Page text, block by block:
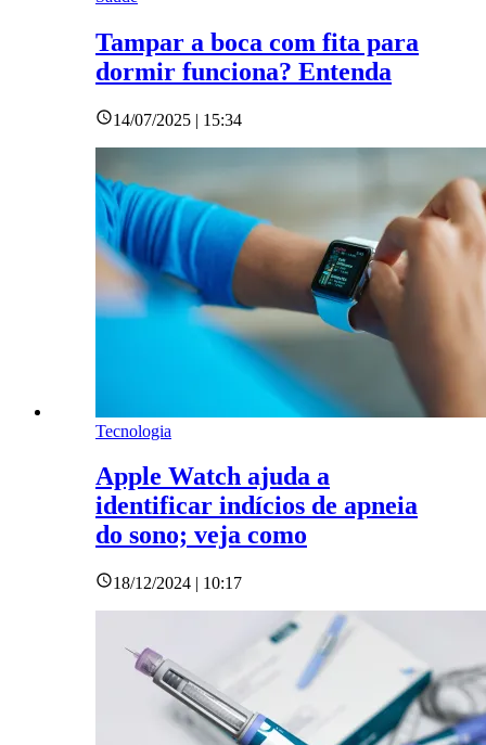
Tampar a boca com fita para
dormir funciona? Entenda
14/07/2025 | 15:34
Tecnologia
Apple Watch ajuda a
identificar indícios de apneia
do sono; veja como
18/12/2024 | 10:17